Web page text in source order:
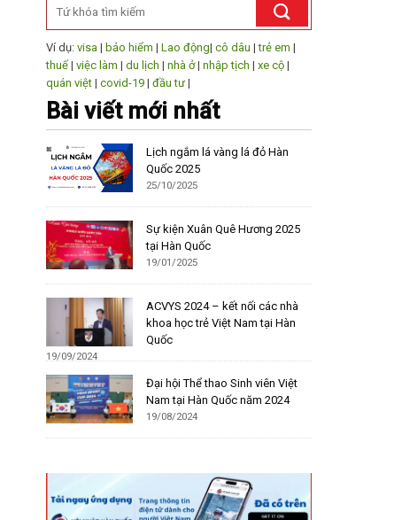
Ví dụ: visa | bảo hiểm | Lao động| cô dâu |trẻ em |
thuế| việc làm | du lịch | nhà ở| nhập tịch | xe cộ |
quán việt | covid-19 | đầu tư |
Bài viết mới nhất
Lịch ngắm lá vàng lá đỏ Hàn
Quốc 2025
25/10/2025
Sự kiện Xuân Quê Hương 2025
tại Hàn Quốc
19/01/2025
ACVYS 2024 – kết nối các nhà
khoa học trẻ Việt Nam tại Hàn
Quốc
19/09/2024
Đại hội Thể thao Sinh viên Việt
Nam tại Hàn Quốc năm 2024
19/08/2024